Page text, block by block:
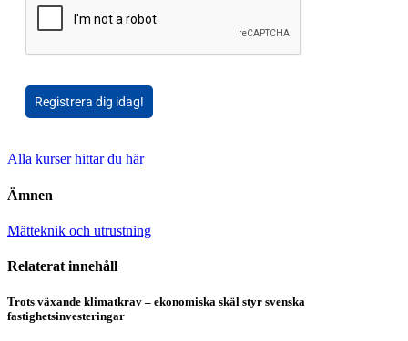
Registrera dig idag!
Alla kurser hittar du här
Ämnen
Mätteknik och utrustning
Relaterat innehåll
Trots växande klimatkrav – ekonomiska skäl styr svenska
fastighetsinvesteringar